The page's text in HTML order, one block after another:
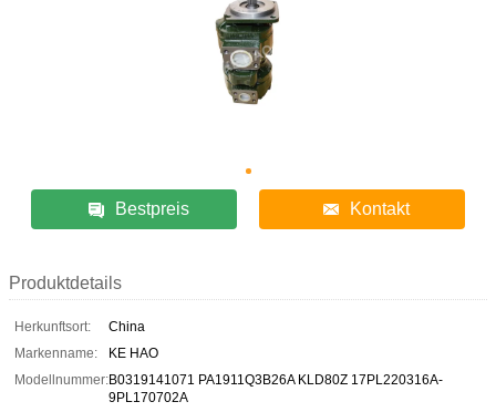
Bestpreis Kontakt
Produktdetails
Herkunftsort:
China
Markenname:
KE HAO
Modellnummer:B0319141071 PA1911Q3B26A KLD80Z 17PL220316A-
9PL170702A